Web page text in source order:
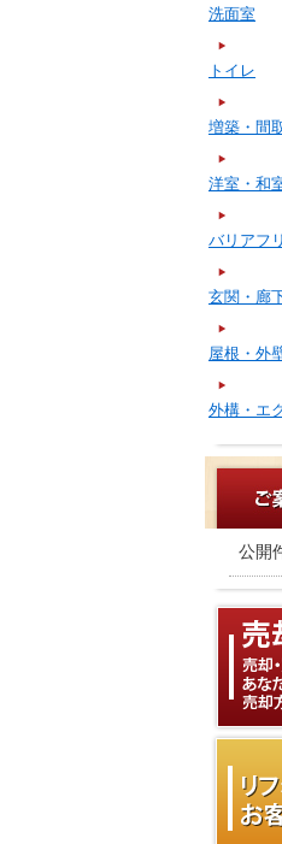
洗面室
トイレ
増築・間
洋室・和
バリアフ
玄関・廊
屋根・外
外構・エ
公開